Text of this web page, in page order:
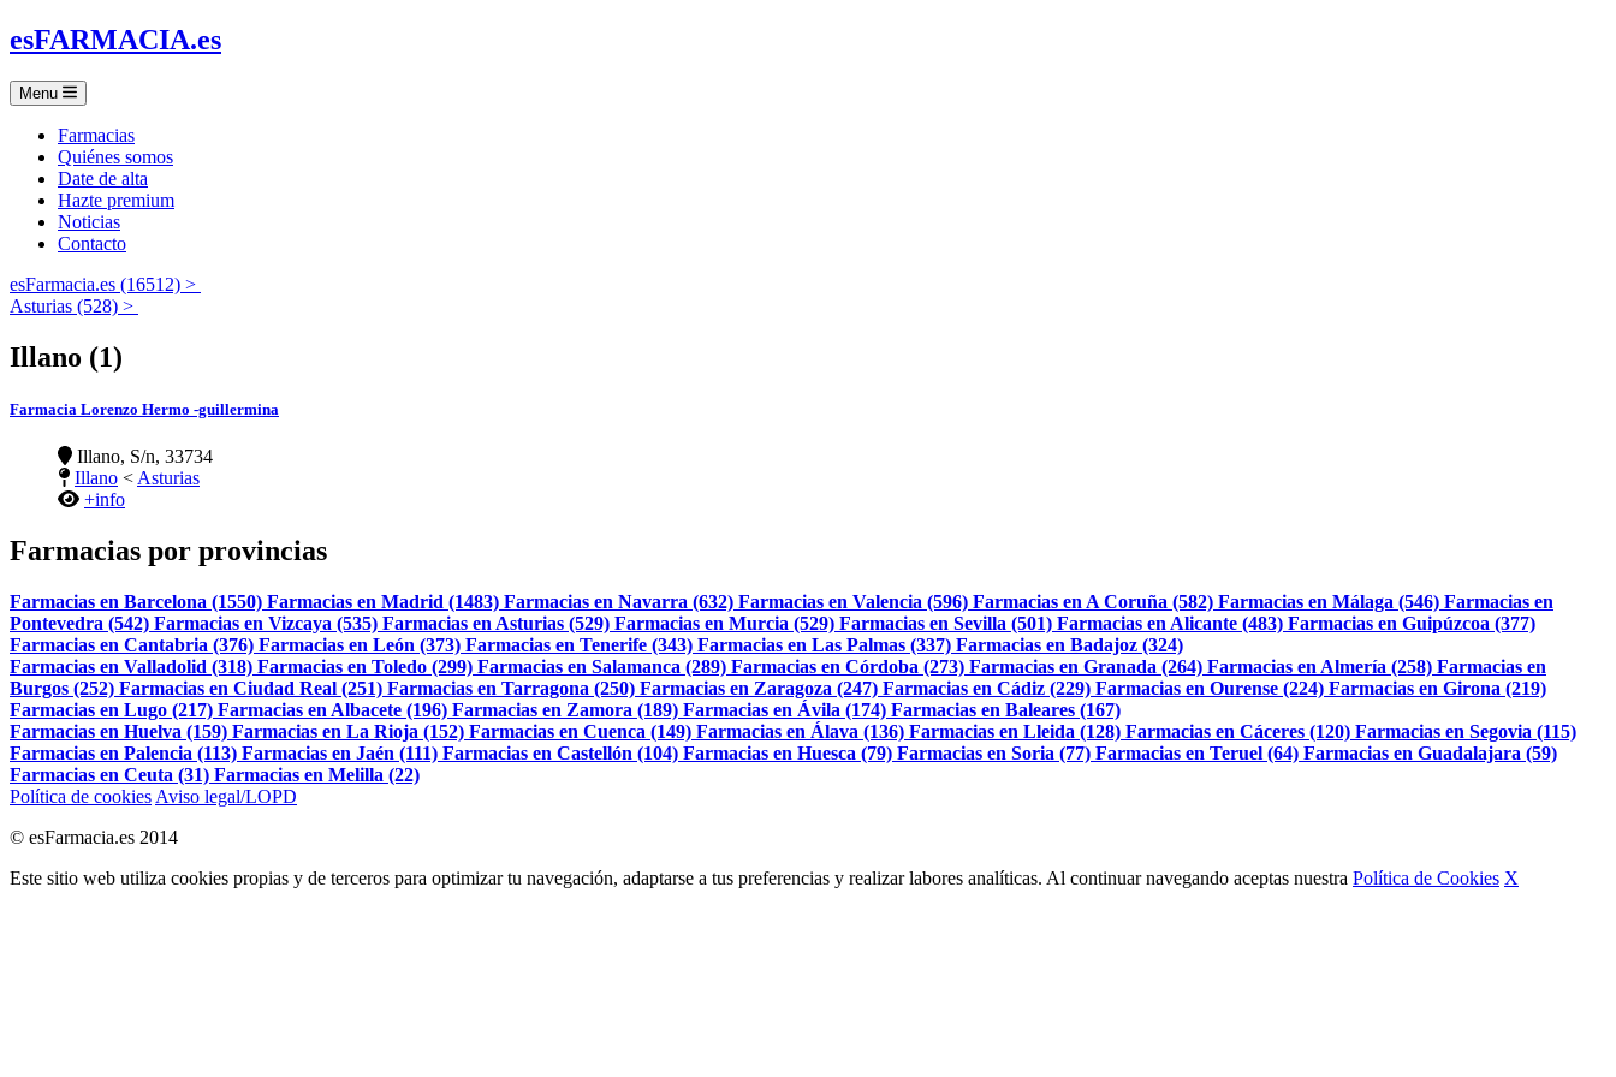
esFARMACIA.es
Menu
Farmacias
Quiénes somos
Date de alta
Hazte premium
Noticias
Contacto
esFarmacia.es (16512) >
Asturias (528) >
Illano (1)
Farmacia Lorenzo Hermo -guillermina
Illano, S/n, 33734
Illano < Asturias
+info
Farmacias por provincias
Farmacias en Barcelona (1550) Farmacias en Madrid (1483) Farmacias en Navarra (632) Farmacias en Valencia (596) Farmacias en A Coruña (582) Farmacias en Málaga (546) Farmacias en
Pontevedra (542) Farmacias en Vizcaya (535) Farmacias en Asturias (529) Farmacias en Murcia (529) Farmacias en Sevilla (501) Farmacias en Alicante (483) Farmacias en Guipúzcoa (377)
Farmacias en Cantabria (376) Farmacias en León (373) Farmacias en Tenerife (343) Farmacias en Las Palmas (337) Farmacias en Badajoz (324)
Farmacias en Valladolid (318) Farmacias en Toledo (299) Farmacias en Salamanca (289) Farmacias en Córdoba (273) Farmacias en Granada (264) Farmacias en Almería (258) Farmacias en
Burgos (252) Farmacias en Ciudad Real (251) Farmacias en Tarragona (250) Farmacias en Zaragoza (247) Farmacias en Cádiz (229) Farmacias en Ourense (224) Farmacias en Girona (219)
Farmacias en Lugo (217) Farmacias en Albacete (196) Farmacias en Zamora (189) Farmacias en Ávila (174) Farmacias en Baleares (167)
Farmacias en Huelva (159) Farmacias en La Rioja (152) Farmacias en Cuenca (149) Farmacias en Álava (136) Farmacias en Lleida (128) Farmacias en Cáceres (120) Farmacias en Segovia (115)
Farmacias en Palencia (113) Farmacias en Jaén (111) Farmacias en Castellón (104) Farmacias en Huesca (79) Farmacias en Soria (77) Farmacias en Teruel (64) Farmacias en Guadalajara (59)
Farmacias en Ceuta (31) Farmacias en Melilla (22)
Política de cookies Aviso legal/LOPD
© esFarmacia.es 2014
Este sitio web utiliza cookies propias y de terceros para optimizar tu navegación, adaptarse a tus preferencias y realizar labores analíticas. Al continuar navegando aceptas nuestra Política de Cookies X